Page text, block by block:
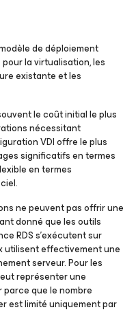
de déploiement
la virtualisation, les
existante et les
le coût initial le plus
nécessitant
VDI offre le plus
significatifs en termes
en termes
ne peuvent pas offrir une
donné que les outils
RDS s’exécutent sur
utilisent effectivement une
serveur. Pour les
représenter une
que le nombre
est limité uniquement par